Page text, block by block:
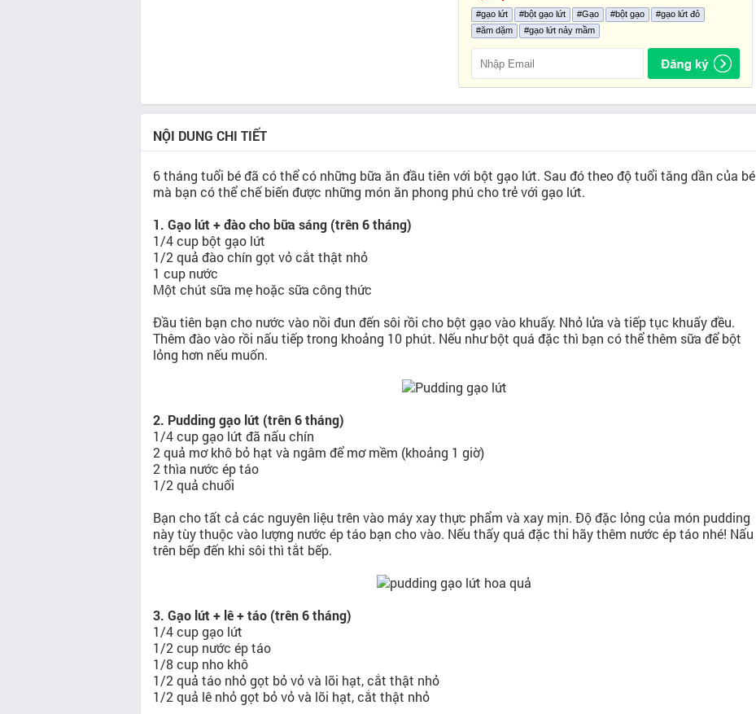
#gạo lứt #bột gạo lứt #Gạo #bột gạo
#gạo lứt đỏ
#ăm dặm
#gạo lứt nảy mầm
NỘI DUNG CHI TIẾT
6 tháng tuổi bé đã có thể có những bữa ăn đầu tiên với bột gạo lứt. Sau đó theo độ tuổi tăng dần của bé
mà bạn có thể chế biến được những món ăn phong phú cho trẻ với gạo lứt.
1. Gạo lứt + đào cho bữa sáng (trên 6 tháng)
1/4 cup bột gạo lứt
1/2 quả đào chín gọt vỏ cắt thật nhỏ
1 cup nước
Một chút sữa mẹ hoặc sữa công thức
Đầu tiên bạn cho nước vào nồi đun đến sôi rồi cho bột gạo vào khuấy. Nhỏ lửa và tiếp tục khuấy đều.
Thêm đào vào rồi nấu tiếp trong khoảng 10 phút. Nếu như bột quá đặc thì bạn có thể thêm sữa để bột
lỏng hơn nếu muốn.
2. Pudding gạo lứt (trên 6 tháng)
1/4 cup gạo lứt đã nấu chín
2 quả mơ khô bỏ hạt và ngâm để mơ mềm (khoảng 1 giờ)
2 thìa nước ép táo
1/2 quả chuối
Bạn cho tất cả các nguyên liệu trên vào máy xay thực phẩm và xay mịn. Độ đặc lỏng của món pudding
này tùy thuộc vào lượng nước ép táo bạn cho vào. Nếu thấy quá đặc thi hãy thêm nước ép táo nhé! Nấu
trên bếp đến khi sôi thì tắt bếp.
3. Gạo lứt + lê + táo (trên 6 tháng)
1/4 cup gạo lứt
1/2 cup nước ép táo
1/8 cup nho khô
1/2 quả táo nhỏ gọt bỏ vỏ và lõi hạt, cắt thật nhỏ
1/2 quả lê nhỏ gọt bỏ vỏ và lõi hạt, cắt thật nhỏ